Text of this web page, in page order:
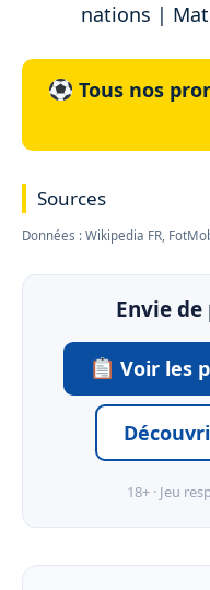
nations |
Tous nos
Sources
Données : Wikipedia FR,
Envie
Voir les
18+ · Jeu